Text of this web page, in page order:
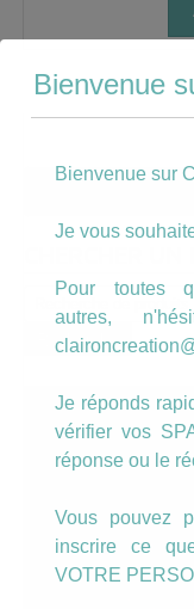
Recherche
pour :
Recherche
A LÀ UNE
Bienvenue
Bienvenue sur
Je vous
Pour toutes
autres,
Je réponds
vérifier vos
réponse ou le
Vous pouvez
inscrire ce
VOTRE